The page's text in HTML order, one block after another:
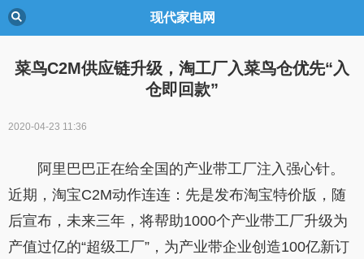
现代家电网
菜鸟C2M供应链升级，淘工厂入菜鸟仓优先“入
仓即回款”
2020-04-23 11:36
阿里巴巴正在给全国的产业带工厂注入强心针。
近期，淘宝C2M动作连连：先是发布淘宝特价版，随
后宣布，未来三年，将帮助1000个产业带工厂升级为
产值过亿的“超级工厂”，为产业带企业创造100亿新订